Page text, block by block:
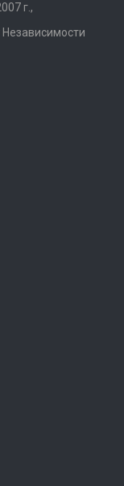
г.,